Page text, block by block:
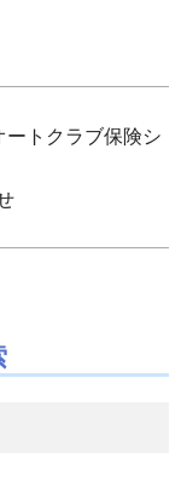
ートクラブ保険シ